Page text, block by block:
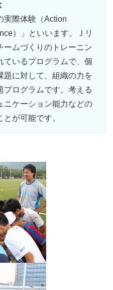
実際体験（Action
）」といいます。Ｊリ
ームづくりのトレーニン
ているプログラムで、個
題に対して、組織の力を
プログラムです。考える
ニケーション能力などの
が可能です。